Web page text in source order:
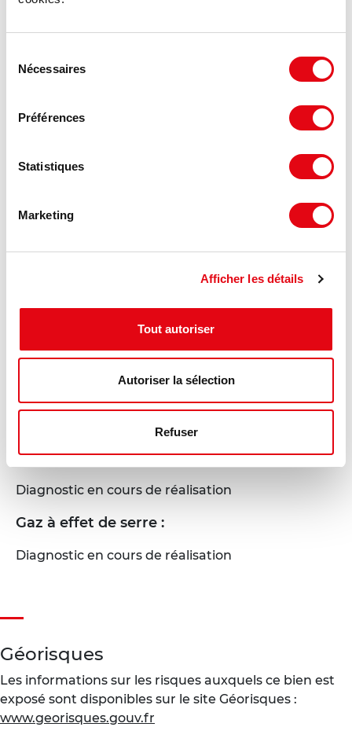
Nécessaires
Préférences
Statistiques
Marketing
Afficher les détails
Tout autoriser
Autoriser la sélection
Refuser
Consommation énergétique :
Diagnostic en cours de réalisation
Gaz à effet de serre :
Diagnostic en cours de réalisation
Géorisques
Les informations sur les risques auxquels ce bien est
exposé sont disponibles sur le site Géorisques :
www.georisques.gouv.fr